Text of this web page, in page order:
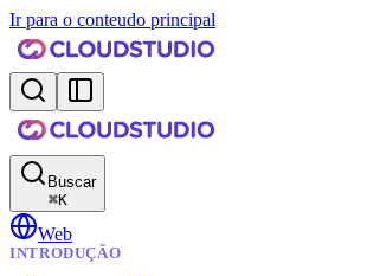
Ir para o conteudo principal
Buscar
⌘K
Web
INTRODUÇÃO